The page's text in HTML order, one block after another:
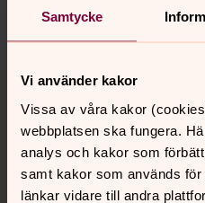
Samtycke
Vi använder kakor
Vissa av våra kakor
webbplatsen ska fungera.
analys och kakor som
samt kakor som används
länkar vidare till andra
Dela
Tillbaka till toppen
Tillbaka till innehållet
Kontakt